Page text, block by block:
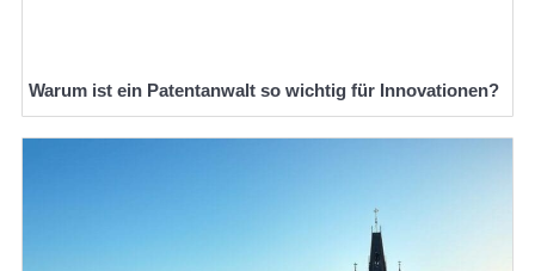
Warum ist ein Patentanwalt so wichtig für Innovationen?